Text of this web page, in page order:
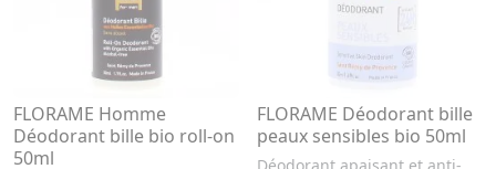
FLORAME Homme
Déodorant bille bio roll-on
50ml
FLORAME Déodorant bille
peaux sensibles bio 50ml